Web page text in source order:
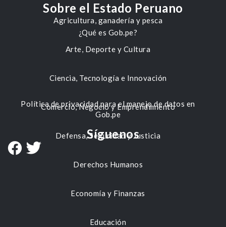
Agricultura, ganadería y pesca
Arte, Deporte y Cultura
Ciencia, Tecnología e Innovación
Comercio, Negocio y Emprendimiento
Defensa, Seguridad y Justicia
Derechos Humanos
Economía y Finanzas
Educación
Sobre el Estado Peruano
¿Qué es Gob.pe?
Política de privacidad para el manejo de datos en
Gob.pe
Síguenos